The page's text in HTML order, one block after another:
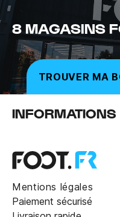
8 MAGASINS
TROUVER MA
INFORMATIONS
Mentions légales
Paiement sécurisé